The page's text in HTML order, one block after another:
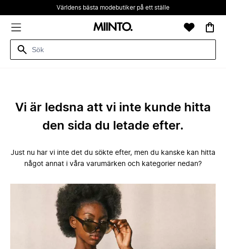
Världens bästa modebutiker på ett ställe
Vi är ledsna att vi inte kunde hitta
den sida du letade efter.
Just nu har vi inte det du sökte efter, men du kanske kan hitta
något annat i våra varumärken och kategorier nedan?